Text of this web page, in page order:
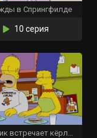
в Спрингфилде
10 серия
Мальчик встречает кёрлинг